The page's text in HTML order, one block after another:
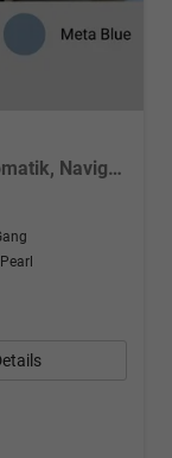
GO+ 1.2 MT 58 kW (79 PS) Klimaautomatik, Navigationssystem, Apple CarPlay & Android Auto, Sitzheizung, Lenkradheizung, Einparkhilfe hinten, Rückfahrkamera, Privacy Glass, 15" Leichtmetallfelgen, uvm.